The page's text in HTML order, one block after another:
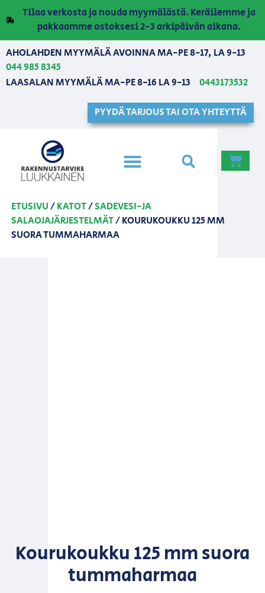
Tilaa verkosta ja nouda myymälästä. Keräilemme ja
pakkaamme ostoksesi 2-3 arkipäivän aikana.
AHOLAHDEN MYYMÄLÄ AVOINNA MA-PE 8-17, LA 9-13
044 985 8345
LAASALAN MYYMÄLÄ MA-PE 8-16 LA 9-13
0443173532
PYYDÄ TARJOUS TAI OTA YHTEYTTÄ
ETUSIVU/KATOT/SADEVESI-JA
SALAOJAJÄRJESTELMÄT/ KOURUKOUKKU 125 MM
SUORA TUMMAHARMAA
Kourukoukku 125 mm suora
tummaharmaa